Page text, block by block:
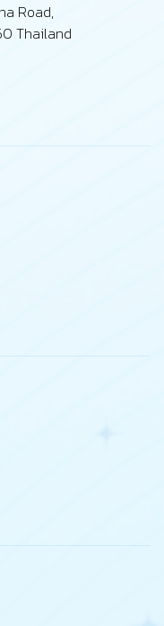
Road,
Thailand